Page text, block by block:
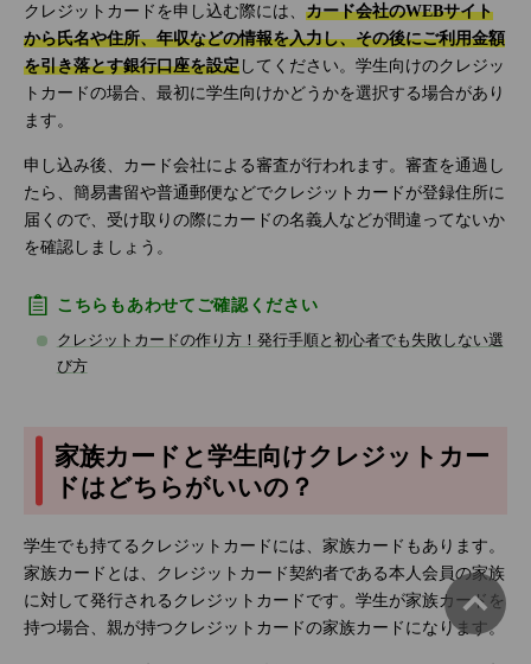
クレジットカードを申し込む際には、 カード会社のWEBサイト
から氏名や住所、年収などの情報を入力し、その後にご利用金額
を引き落とす銀行口座を設定 してください。学生向けのクレジッ
トカードの場合、最初に学生向けかどうかを選択する場合があり
ます。
申し込み後、カード会社による審査が行われます。審査を通過し
たら、簡易書留や普通郵便などでクレジットカードが登録住所に
届くので、受け取りの際にカードの名義人などが間違ってないか
を確認しましょう。
こちらもあわせてご確認ください
クレジットカードの作り方！発行手順と初心者でも失敗しない選
び方
家族カードと学生向けクレジットカー
ドはどちらがいいの？
学生でも持てるクレジットカードには、家族カードもあります。
家族カードとは、クレジットカード契約者である本人会員の家族
に対して発行されるクレジットカードです。学生が家族カードを
持つ場合、親が持つクレジットカードの家族カードになります。